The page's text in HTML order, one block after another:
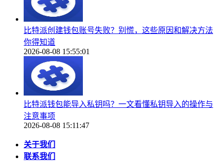
比特派创建钱包账号失败？别慌，这些原因和解决方法
你得知道
2026-08-08 15:55:01
比特派钱包能导入私钥吗？一文看懂私钥导入的操作与
注意事项
2026-08-08 15:11:47
关于我们
联系我们